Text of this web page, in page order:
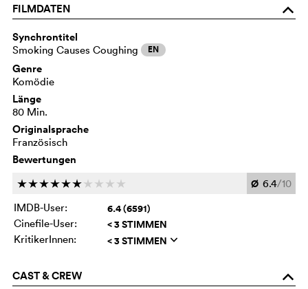
FILMDATEN o
Synchrontitel
Smoking Causes Coughing EN
Genre
Komödie
Länge
80 Min.
Originalsprache
Französisch
Bewertungen
cccccc c c c c Ø 6.4/10
IMDB-User:
6.4 (6591)
Cinefile-User: < 3 STIMMEN
KritikerInnen: < 3 STIMMEN q
CAST & CREW o